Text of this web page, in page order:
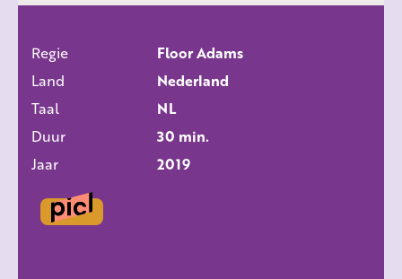
Regie
Floor Adams
Land
Nederland
Taal
NL
Duur
30 min.
Jaar
2019